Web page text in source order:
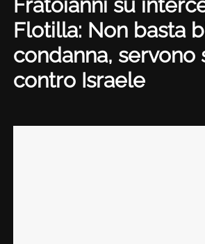
Fratoianni su
Flotilla: Non basta
condanna, servono
contro Israele